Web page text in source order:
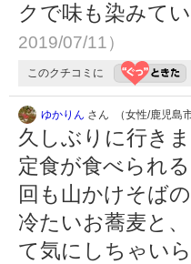
クで味も染みて
2019/07/11）
このクチコミに
ゆかりん さん （女性/鹿児島
久しぶりに行き
定食が食べられ
回も山かけそば
冷たいお蕎麦と
て気にしちゃい